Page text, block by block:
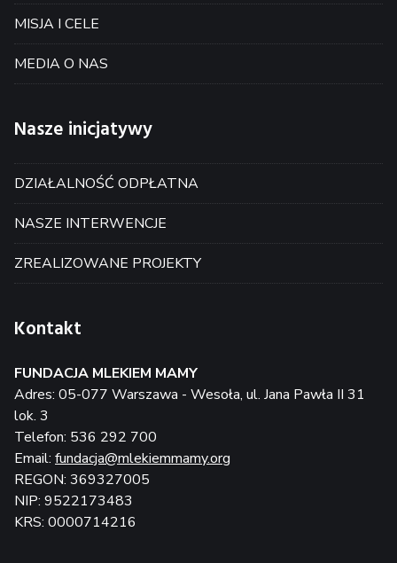
MISJA I CELE
MEDIA O NAS
Nasze inicjatywy
DZIAŁALNOŚĆ ODPŁATNA
NASZE INTERWENCJE
ZREALIZOWANE PROJEKTY
Kontakt
FUNDACJA MLEKIEM MAMY
Adres: 05-077 Warszawa - Wesoła, ul. Jana Pawła II 31
lok. 3
Telefon: 536 292 700
Email: fundacja@mlekiemmamy.org
REGON: 369327005
NIP: 9522173483
KRS: 0000714216